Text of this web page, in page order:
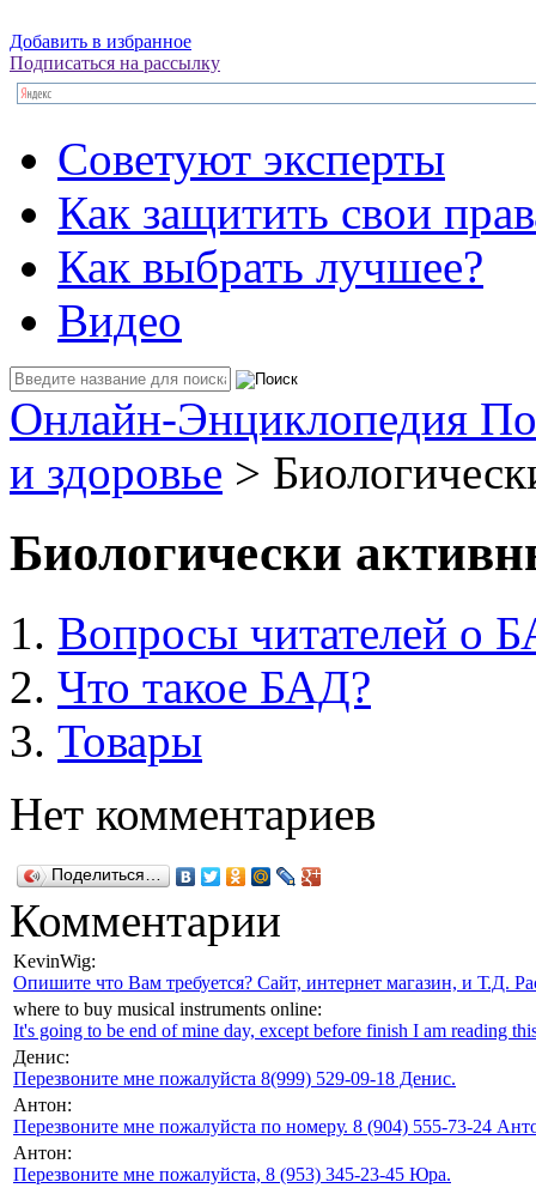
Добавить в избранное
Подписаться на рассылку
Советуют эксперты
Как защитить свои
Как выбрать лучшее?
Видео
Онлайн-Энциклопедия
и здоровье >
Биологически
Вопросы читателей о
Что такое БАД?
Товары
Нет комментариев
Поделиться…
Комментарии
KevinWig:
Опишите что Вам требуется? Сайт, интернет магазин, и Т.Д.
where to buy musical instruments online:
It's going to be end of mine day, except before finish I am reading
Денис:
Перезвоните мне пожалуйста 8(999) 529-09-18 Денис.
Антон:
Перезвоните мне пожалуйста по номеру. 8 (904) 555-73-24
Антон:
Перезвоните мне пожалуйста, 8 (953) 345-23-45 Юра.